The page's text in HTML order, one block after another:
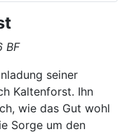
BF
seiner
Kaltenforst. Ihn
wie das Gut wohl
Sorge um den